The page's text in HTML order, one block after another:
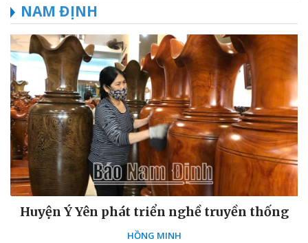
NAM ĐỊNH
Huyện Ý Yên phát triển nghề truyền thống
HỒNG MINH